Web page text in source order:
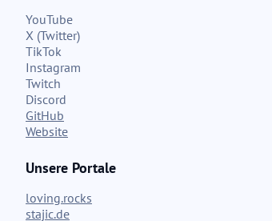
YouTube
X (Twitter)
TikTok
Instagram
Twitch
Discord
GitHub
Website
Unsere Portale
loving.rocks
stajic.de